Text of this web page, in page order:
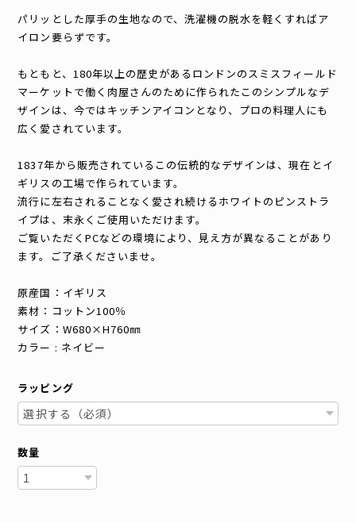
パリッとした厚手の生地なので、洗濯機の脱水を軽くすればア
イロン要らずです。
もともと、180年以上の歴史があるロンドンのスミスフィールド
マーケットで働く肉屋さんのために作られたこのシンプルなデ
ザインは、今ではキッチンアイコンとなり、プロの料理人にも
広く愛されています。
1837年から販売されているこの伝統的なデザインは、現在とイ
ギリスの工場で作られています。
流行に左右されることなく愛され続けるホワイトのピンストラ
イプは、末永くご使用いただけます。
ご覧いただくPCなどの環境により、見え方が異なることがあり
ます。ご了承くださいませ。
原産国：イギリス
素材：コットン100％
サイズ：W680×H760㎜
カラー : ネイビー
ラッピング
数量